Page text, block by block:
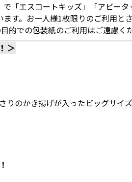
「エスコートキッズ」「アビータ
す。お一人様1枚限りのご利用と
的での包装紙のご利用はご遠慮く
＞
のかき揚げが入ったビッグサイ